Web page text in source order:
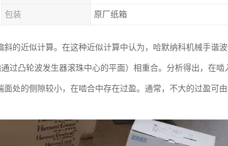
包装 原厂纸箱
的近似计算。在这种近似计算中认为，哈默纳科机械手谐
过凸轮波发生器滚珠中心的平面）相重合。分析得出，在啮
处的侧隙较小，在啮合中存在过盈。通常，不大的过盈可